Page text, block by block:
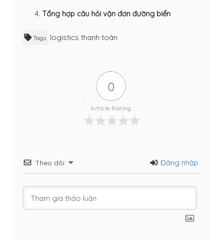
Tổng hợp câu hỏi vận đơn đường biển
Tags logistics thanh toán
0
Article Rating
Theo dõi Đăng nhập